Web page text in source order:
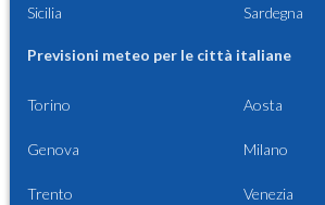
Sicilia Sardegna
Previsioni meteo per le città italiane
Torino Aosta
Genova Milano
Trento Venezia